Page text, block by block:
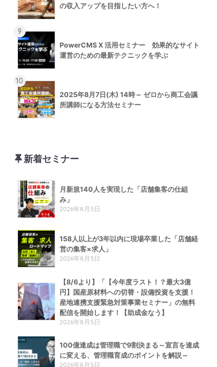
の収入アップを目指したい方へ！
9
PowerCMS X 活用セミナー 効果的なサイト
運営のための最新テクニックを学ぶ
10
2025年8月7日(木) 14時～ ゼロから商工会議
所講師になる方法セミナー
新着セミナー
月新規140人を実現した「店舗集客の仕組
み」
2026年8月5日
158人以上が3年以内に現場卒業した「店舗経
営の集客×求人」
2026年8月5日
【8/6より】「【今年度ラスト！？最大3億
円】国産原材料への切替・設備投資を支援！
産地連携支援緊急対策事業セミナー」の無料
配信を開始します！【助成金なう】
2026年8月5日
100億達成は管理職で9割決まる～宣言を達成
に変える、管理職育成のポイントを解説～
2026年8月5日